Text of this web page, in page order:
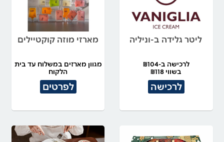
ליטר גלידה ב-וניליה
לרכישה ב-₪104
בשווי ₪118
לרכישה
מארזי מוזה קוקטיילים
מגוון מארזים במשלוח עד בית
הלקוח
לפרטים